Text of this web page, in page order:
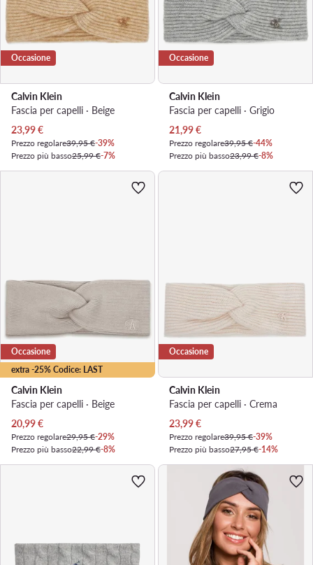
Occasione
Calvin Klein
Fascia per capelli · Beige
Prezzo attuale
23,99€
Prezzo regolare39,95 €-39%
Prezzo più basso25,99 €-7%
Occasione
Calvin Klein
Fascia per capelli · Grigio
Prezzo attuale
21,99€
Prezzo regolare39,95 €-44%
Prezzo più basso23,99 €-8%
extra -25% Codice: LAST
Occasione
Calvin Klein
Fascia per capelli · Beige
Prezzo attuale
20,99€
Prezzo regolare29,95 €-29%
Prezzo più basso22,99 €-8%
Occasione
Calvin Klein
Fascia per capelli · Crema
Prezzo attuale
23,99€
Prezzo regolare39,95 €-39%
Prezzo più basso27,95 €-14%